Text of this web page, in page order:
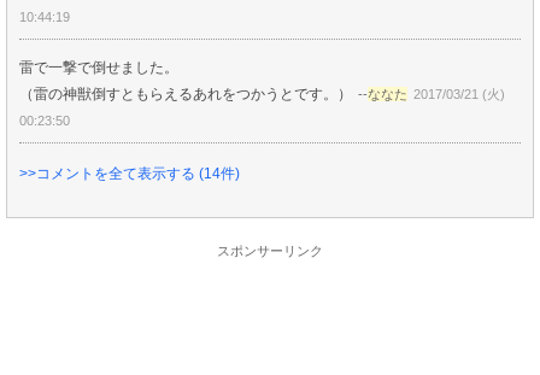
10:44:19
雷で一撃で倒せました。
（雷の神獣倒すともらえるあれをつかうとです。）
--ななた 2017/03/21 (火)
00:23:50
>>コメントを全て表示する (14件)
スポンサーリンク